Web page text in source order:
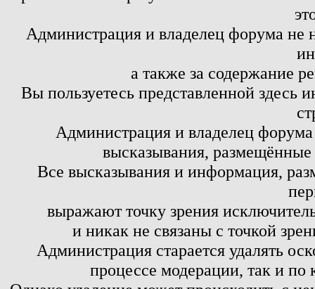
Администрация и владелец форума не
а также за содержание
Вы пользуетесь представленной здесь
Администрация и владелец
высказывания,
Все высказывания и информация,
выражают точку зрения
и никак не связаны с точкой
Администрация старается удалять
процессе модерации, так и по